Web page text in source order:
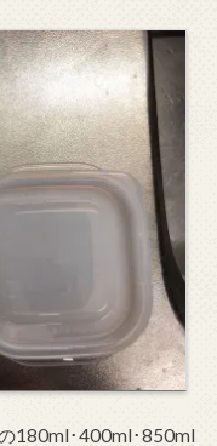
180ml･400ml･850ml